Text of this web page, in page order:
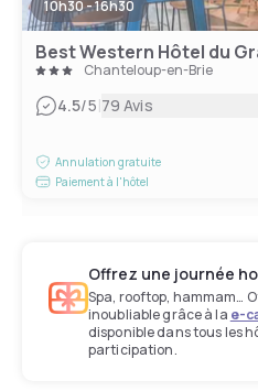
10h30 - 16h30
Best Western Hôtel du
Chanteloup-en-Brie
4.5/5|79 Avis
Annulation gratuite
Paiement à l'hôtel
Offrez une journée
Spa, rooftop, hammam…
inoubliable grâce à la e-
disponible dans tous les
participation.